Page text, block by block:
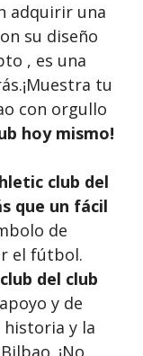
adquirir una
su diseño
, es una
tu
con orgullo
hoy mismo!
club del
que un fácil
de
el fútbol.
del club
y de
historia y la
¡No